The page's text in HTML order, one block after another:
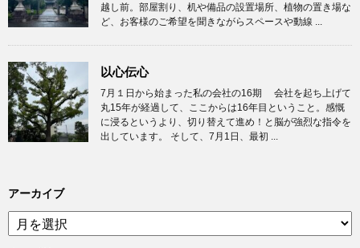
越し前。部屋割り、机や備品の設置場所、植物の置き場な
ど、お客様のご希望を聞きながらスペースや動線 ...
以心伝心
7月１日から始まった私の会社の16期 会社を起ち上げて
丸15年が経過して、ここからは16年目ということ。感慨
に浸るというより、切り替えて進め！と脳が強烈な指令を
出しています。 そして、7月1日、最初 ...
アーカイブ
ア
ー